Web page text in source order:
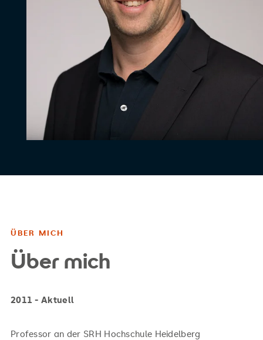
ÜBER MICH
Über mich
2011 - Aktuell
Professor an der SRH Hochschule Heidelberg